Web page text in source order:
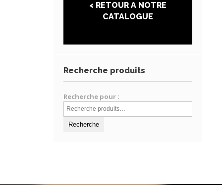
< RETOUR A NOTRE
CATALOGUE
Recherche produits
Recherche pour :